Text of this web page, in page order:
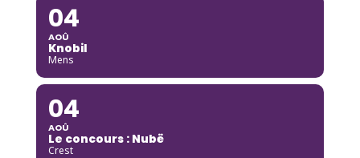
04
AOÛ
Knobil
Mens
04
AOÛ
Le concours : Nubë
Crest